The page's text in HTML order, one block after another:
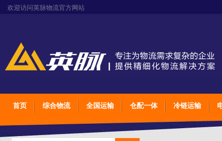
欢迎访问英脉物流官方网站
首页 综合物流 全国运输 仓配一体 冷链运输